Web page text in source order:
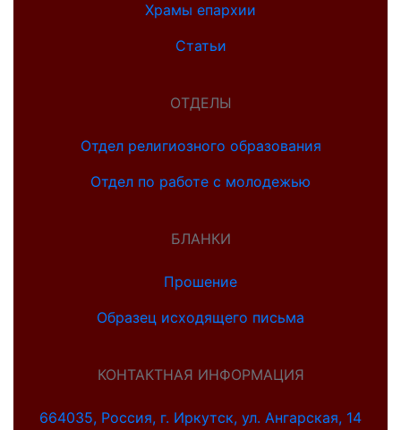
Храмы епархии
Статьи
ОТДЕЛЫ
Отдел религиозного образования
Отдел по работе с молодежью
БЛАНКИ
Прошение
Образец исходящего письма
КОНТАКТНАЯ ИНФОРМАЦИЯ
664035, Россия, г. Иркутск, ул. Ангарская, 14